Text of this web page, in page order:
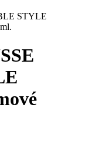
STYLE